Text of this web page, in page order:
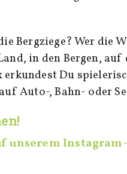
Bergziege? Wer die
in den Bergen,
erkundest Du
Auto-, Bahn- oder
unserem